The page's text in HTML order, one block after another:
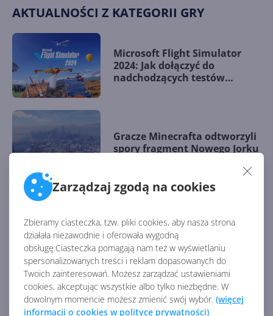
Zarządzaj zgodą na cookies
Zbieramy ciasteczka, tzw. pliki cookies, aby nasza strona
działała niezawodnie i oferowała wygodną
obsługę.Ciasteczka pomagają nam też w wyświetlaniu
spersonalizowanych treści i reklam dopasowanych do
Twoich zainteresowań. Możesz zarządzać ustawieniami
cookies, akceptując wszystkie albo tylko niezbędne. W
dowolnym momencie możesz zmienić swój wybór. (więcej
informacji o cookies w polityce prywatności)
AKTUALNOŚCI Z KATEGORII GRY
Microsoft Flight Simulator
2024: Jak dołączyć do
nadchodzących testów
Gracze Minecrafta odtworzyli
spory fragment Nowego Jorku
2024 będzie dostępny w 4
edycjach
Microsoft wypuści dokument
o pracach nad S.T.A.L.K.E.R. 2